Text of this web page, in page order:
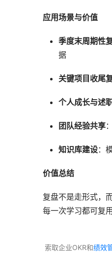
应用场景与价值
季度末周期性
据
关键项目收尾
个人成长与述
团队经验共享
知识库建设：
价值总结
复盘不是走形式，
每一次学习都可复
索取企业OKR和绩效